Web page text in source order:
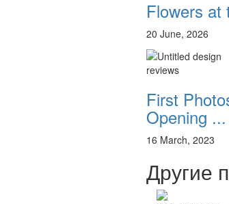
12 сентября 2015
12 сентября 2015
12 сентября 2015
12 сентября 2015
Flowers at
20 June, 2026
reviews
First
Opening ...
16 March, 2023
Другие